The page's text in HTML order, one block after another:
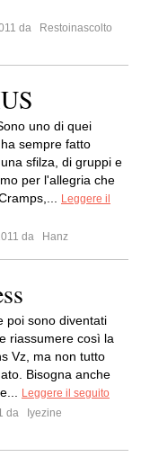
da
Restoinascolto
uno di quei
sempre fatto
sfilza, di gruppi e
per l'allegria che
Leggere il
da
Hanz
poi sono diventati
riassumere così la
Vz, ma non tutto
Bisogna anche
Leggere il seguito
da
Iyezine